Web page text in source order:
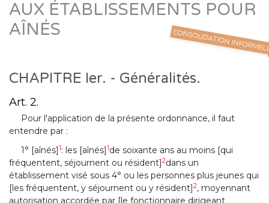
AUX ÉTABLISSEMENTS POUR
AÎNÉS
CONSOLIDATION
CHAPITRE Ier. - Généralités.
Art. 2.
Pour l'application de la présente ordonnance, il faut
entendre par :
1° [aînés]1: les [aînés]1de soixante ans au moins [qui
fréquentent, séjournent ou résident]2dans un
établissement visé sous 4° ou les personnes plus jeunes qui
[les fréquentent, y séjournent ou y résident]2, moyennant
autorisation accordée par [le fonctionnaire dirigeant